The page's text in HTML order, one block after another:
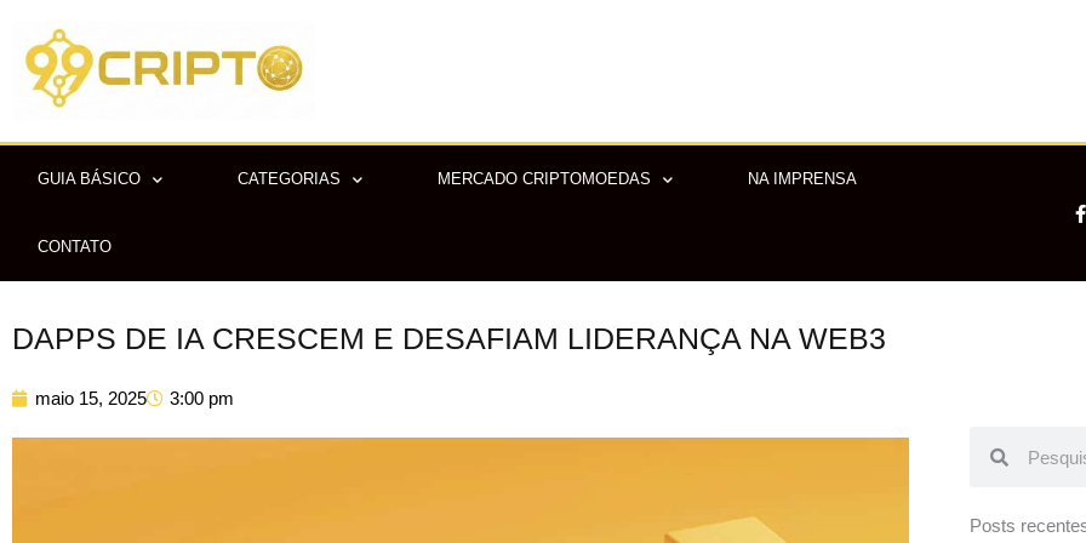
para
conteúdo
GUIA BÁSICO CATEGORIAS MERCADO CRIPTOMOEDAS NA IMPRENSA
CONTATO
F
a
DAPPS DE IA CRESCEM E DESAFIAM LIDERANÇA NA WEB3
maio 15, 2025 3:00 pm
Posts